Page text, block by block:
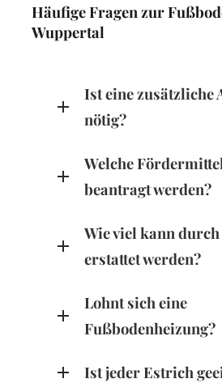
Häufige Fragen zur
Wuppertal
Ist eine zusätzliche
nötig?
Welche
beantragt werden?
Wie viel kann
erstattet werden?
Lohnt sich eine
Fußbodenheizung?
Ist jeder Estrich